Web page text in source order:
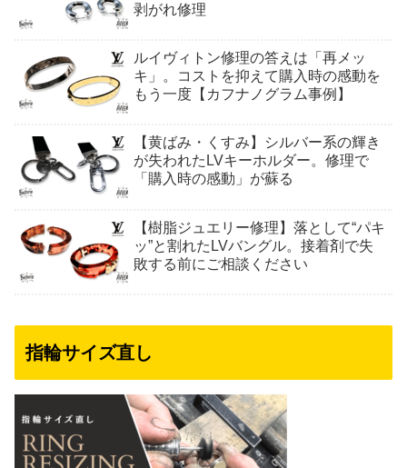
剥がれ修理
ルイヴィトン修理の答えは「再メッ
キ」。コストを抑えて購入時の感動を
もう一度【カフナノグラム事例】
【黄ばみ・くすみ】シルバー系の輝き
が失われたLVキーホルダー。修理で
「購入時の感動」が蘇る
【樹脂ジュエリー修理】落として“パキ
ッ”と割れたLVバングル。接着剤で失
敗する前にご相談ください
指輪サイズ直し